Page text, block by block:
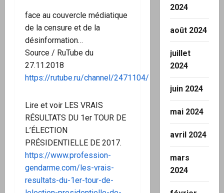
face au couvercle médiatique
de la censure et de la
désinformation…
Source / RuTube du
27.11.2018
https://rutube.ru/channel/2471104/
Lire et voir LES VRAIS
RÉSULTATS DU 1er TOUR DE
L’ÉLECTION
PRÉSIDENTIELLE DE 2017.
https://www.profession-
gendarme.com/les-vrais-
resultats-du-1er-tour-de-
2024
août 2024
juillet
2024
juin 2024
mai 2024
avril 2024
mars
2024